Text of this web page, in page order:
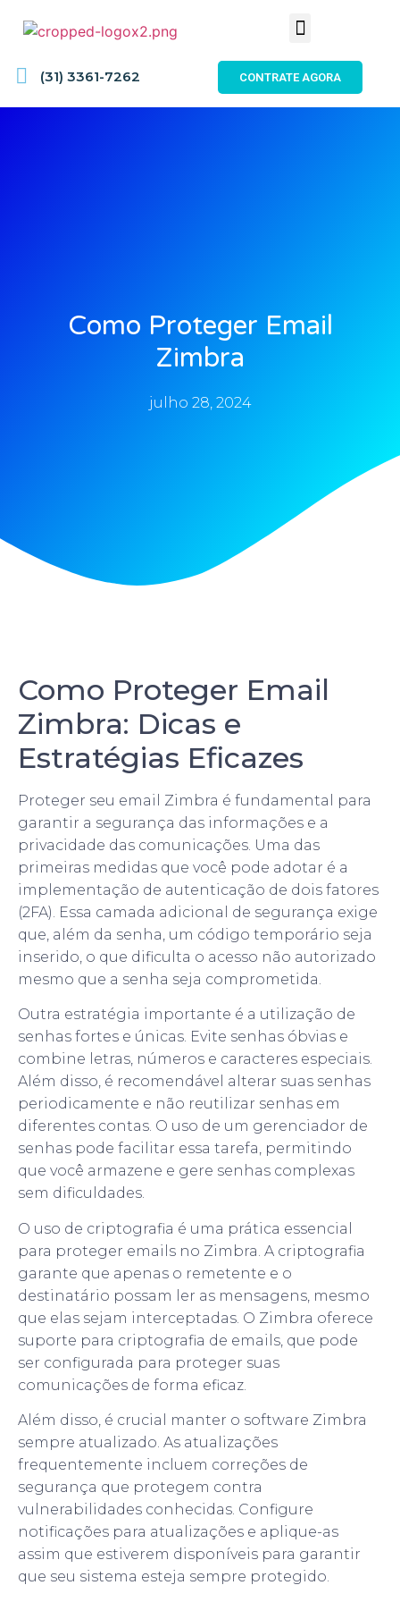
(31) 3361-7262 CONTRATE AGORA
Como Proteger Email
Zimbra
julho 28, 2024
Como Proteger Email
Zimbra: Dicas e
Estratégias Eficazes
Proteger seu email Zimbra é fundamental para
garantir a segurança das informações e a
privacidade das comunicações. Uma das
primeiras medidas que você pode adotar é a
implementação de autenticação de dois fatores
(2FA). Essa camada adicional de segurança exige
que, além da senha, um código temporário seja
inserido, o que dificulta o acesso não autorizado
mesmo que a senha seja comprometida.
Outra estratégia importante é a utilização de
senhas fortes e únicas. Evite senhas óbvias e
combine letras, números e caracteres especiais.
Além disso, é recomendável alterar suas senhas
periodicamente e não reutilizar senhas em
diferentes contas. O uso de um gerenciador de
senhas pode facilitar essa tarefa, permitindo
que você armazene e gere senhas complexas
sem dificuldades.
O uso de criptografia é uma prática essencial
para proteger emails no Zimbra. A criptografia
garante que apenas o remetente e o
destinatário possam ler as mensagens, mesmo
que elas sejam interceptadas. O Zimbra oferece
suporte para criptografia de emails, que pode
ser configurada para proteger suas
comunicações de forma eficaz.
Além disso, é crucial manter o software Zimbra
sempre atualizado. As atualizações
frequentemente incluem correções de
segurança que protegem contra
vulnerabilidades conhecidas. Configure
notificações para atualizações e aplique-as
assim que estiverem disponíveis para garantir
que seu sistema esteja sempre protegido.